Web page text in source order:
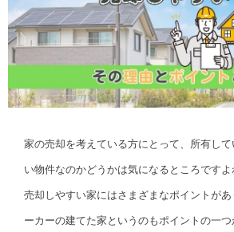
家の売却を考えている方にとって、所有し
い物件なのかどうかは気になるところですよ
売却しやすい家にはさまざまなポイントが
ーカーの建てた家というのもポイントの一つ